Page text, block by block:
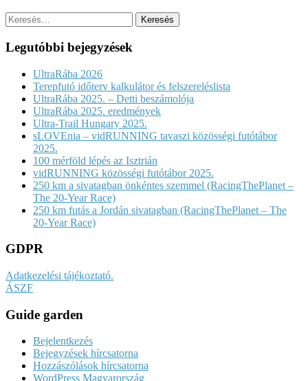
Keresés:
Legutóbbi bejegyzések
UltraRába 2026
Terepfutó időterv kalkulátor és felszereléslista
UltraRába 2025. – Detti beszámolója
UltraRába 2025. eredmények
Ultra-Trail Hungary 2025.
sLOVEnia – vidRUNNING tavaszi közösségi futótábor
2025.
100 mérföld lépés az Isztrián
vidRUNNING közösségi futótábor 2025.
250 km a sivatagban önkéntes szemmel (RacingThePlanet –
The 20-Year Race)
250 km futás a Jordán sivatagban (RacingThePlanet – The
20-Year Race)
GDPR
Adatkezelési tájékoztató.
ÁSZF
Guide garden
Bejelentkezés
Bejegyzések hírcsatorna
Hozzászólások hírcsatorna
WordPress Magyarország